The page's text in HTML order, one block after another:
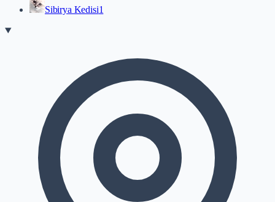
Sibirya Kedisi1